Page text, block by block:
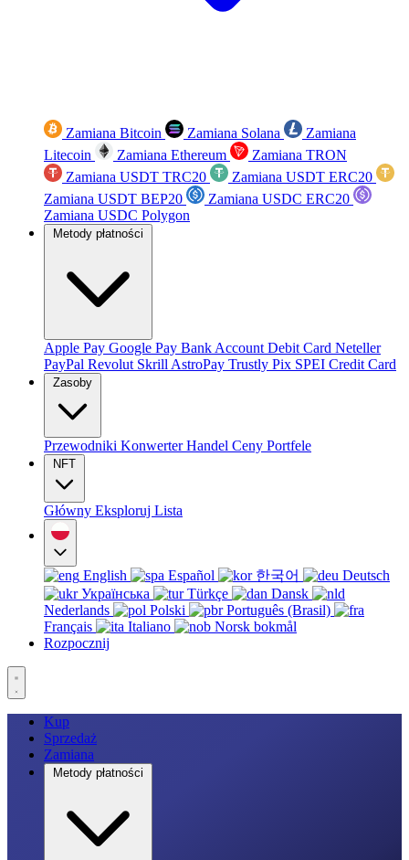
Zamiana Bitcoin Zamiana Solana
Zamiana
Litecoin
Zamiana Ethereum
Zamiana TRON
Zamiana USDT TRC20
Zamiana USDT ERC20
Zamiana USDT BEP20
Zamiana USDC ERC20
Zamiana USDC Polygon
Metody płatności
Apple Pay Google Pay Bank Account Debit Card Neteller
PayPal Revolut Skrill AstroPay Trustly Pix SPEI Credit Card
Zasoby
Przewodniki KonwerterHandel Ceny Portfele
NFT
Główny Eksploruj Lista
English Español 한국어
Deutsch
Українська
Türkçe
Dansk
Nederlands
Polski
Português (Brasil)
Français
Italiano
Norsk bokmål
Rozpocznij
Kup
Sprzedaż
Zamiana
Metody płatności